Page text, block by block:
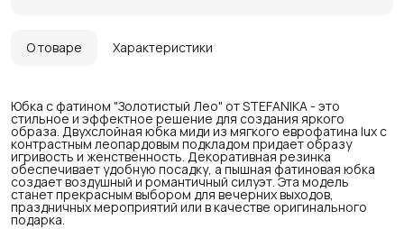
О товаре Характеристики
Юбка с фатином "Золотистый Лео" от STEFANIKA - это
стильное и эффектное решение для создания яркого
образа. Двухслойная юбка миди из мягкого еврофатина lux с
контрастным леопардовым подкладом придает образу
игривость и женственность. Декоративная резинка
обеспечивает удобную посадку, а пышная фатиновая юбка
создает воздушный и романтичный силуэт. Эта модель
станет прекрасным выбором для вечерних выходов,
праздничных мероприятий или в качестве оригинального
подарка.